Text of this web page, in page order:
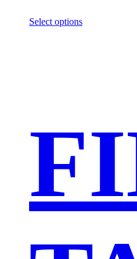
Select options